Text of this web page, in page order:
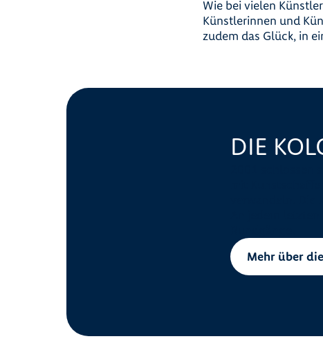
Wie bei vielen
Künstlerinnen und
zudem das Glück, in
DIE
Mehr über